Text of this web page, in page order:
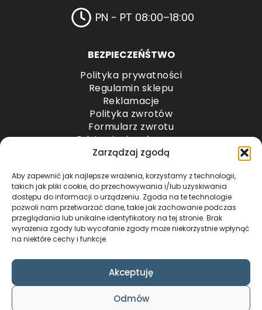
Zarządzaj zgodą
Aby zapewnić jak najlepsze wrażenia, korzystamy z technologii,
takich jak pliki cookie, do przechowywania i/lub uzyskiwania
dostępu do informacji o urządzeniu. Zgoda na te technologie
pozwoli nam przetwarzać dane, takie jak zachowanie podczas
przeglądania lub unikalne identyfikatory na tej stronie. Brak
wyrażenia zgody lub wycofanie zgody może niekorzystnie wpłynąć
na niektóre cechy i funkcje.
Akceptuję
Odmów
PN - PT 08:00–18:00
BEZPIECZEŃŚTWO
Polityka prywatności
Regulamin sklepu
Reklamacje
Polityka zwrotów
Formularz zwrotu
Odstąpienie od umowy
Odstąpienie od umowy – przesyłki paletowe
METODY PŁATNOŚCI
COPYRIGHT © 2024 by ADWENTO ŁUKASZ
WIECZOREK / ALL RIGHTS RESERVED